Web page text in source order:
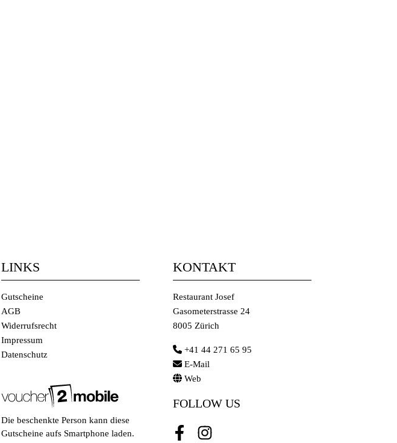
LINKS
Gutscheine
AGB
Widerrufsrecht
Impressum
Datenschutz
Die beschenkte Person kann diese
Gutscheine aufs Smartphone laden.
KONTAKT
Restaurant Josef
Gasometerstrasse 24
8005 Zürich
+41 44 271 65 95
E-Mail
Web
FOLLOW US
FacebookInstagram